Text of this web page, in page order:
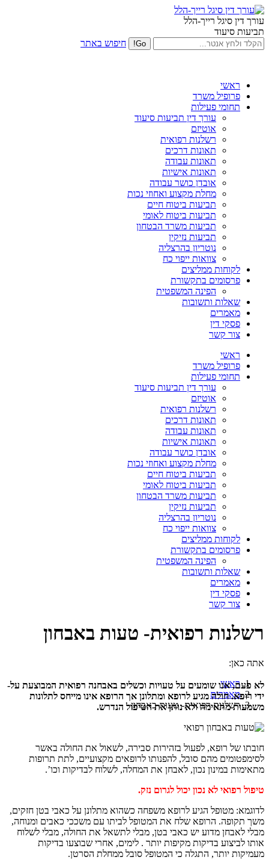
עורך דין סיגל רייך-הלל
תביעות סיעוד
חיפוש באתר
ראשי
פרופיל משרד
תחומי פעילות
עורך דין תביעות סיעוד
אוטיזם
רשלנות רפואית
תאונות דרכים
תאונות עבודה
תאונות אישיות
אובדן כושר עבודה
מחלת מקצוע ואחוזי נכות
תביעות ביטוח חיים
תביעות ביטוח לאומי
תביעות משרד הבטחון
תביעות נזיקין
נוטריון בהרצליה
צוואות ייפוי כח
לקוחות ממליצים
פרסומים בתקשורת
הפינה המשפטית
שאלות ותשובות
מאמרים
פסקי דין
צור קשר
ראשי
פרופיל משרד
תחומי פעילות
עורך דין תביעות סיעוד
אוטיזם
רשלנות רפואית
תאונות דרכים
תאונות עבודה
תאונות אישיות
אובדן כושר עבודה
מחלת מקצוע ואחוזי נכות
תביעות ביטוח חיים
תביעות ביטוח לאומי
תביעות משרד הבטחון
תביעות נזיקין
נוטריון בהרצליה
צוואות ייפוי כח
לקוחות ממליצים
פרסומים בתקשורת
הפינה המשפטית
שאלות ותשובות
מאמרים
פסקי דין
צור קשר
רשלנות רפואית- טעות באבחון
אתה כאן:
ראשי
מאמרים
רשלנות רפואית- טעות באבחון
לא פעם, אנו שומעים על טעויות וכשלים באבחנה רפואית המבוצעת על-
ידי רופא. חולה מגיע לרופא ומתלונן אך הרופא אינו מייחס לתלונות
משמעות מתאימה ולא נותן את הטיפול הנדרש.
חובתו של רופא, לפעול בזהירות סבירה, לשאול את החולה באשר
לסימפטומים מהם סובל, להפנותו לרופאים מקצועיים, לתת תרופות
מתאימות במינון נכון, לאבחן את המחלה, לשלוח לבדיקות וכו’.
טיפול רפואי לא נכון יכול לגרום נזק.
לדוגמא: מטופל הגיע לרופא משפחה כשהוא מתלונן על כאבי בטן חזקים,
משך תקופה. הרופא שלח את המטופל לביתו עם משככי כאבים ומנוחה,
מבלי לאבחן מדוע יש כאבי בטן, מבלי לתשאל את החולה, מבלי לשלוח
אותו לביצוע בדיקות מקיפות יותר . לימים, אחרי שבוצעו בדיקות
מעמיקות יותר, התגלה כי המטופל סובל ממחלת הסרטן.